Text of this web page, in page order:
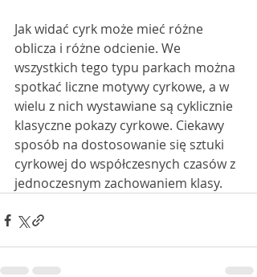
Jak widać cyrk może mieć różne
oblicza i różne odcienie. We
wszystkich tego typu parkach można
spotkać liczne motywy cyrkowe, a w
wielu z nich wystawiane są cyklicznie
klasyczne pokazy cyrkowe. Ciekawy
sposób na dostosowanie się sztuki
cyrkowej do współczesnych czasów z
jednoczesnym zachowaniem klasy.